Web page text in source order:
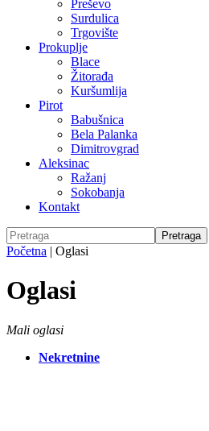
Preševo
Surdulica
Trgovište
Prokuplje
Blace
Žitorađa
Kuršumlija
Pirot
Babušnica
Bela Palanka
Dimitrovgrad
Aleksinac
Ražanj
Sokobanja
Kontakt
Početna | Oglasi
Oglasi
Mali oglasi
Nekretnine